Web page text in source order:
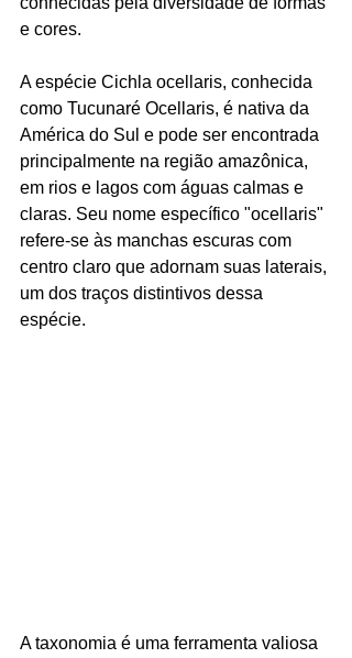
e cores.
A espécie Cichla ocellaris, conhecida
como Tucunaré Ocellaris, é nativa da
América do Sul e pode ser encontrada
principalmente na região amazônica,
em rios e lagos com águas calmas e
claras. Seu nome específico "ocellaris"
refere-se às manchas escuras com
centro claro que adornam suas laterais,
um dos traços distintivos dessa
espécie.
A taxonomia é uma ferramenta valiosa